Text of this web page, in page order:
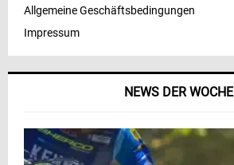
NEWS DER WOCHE
Allgemeine Geschäftsbedingungen
Impressum